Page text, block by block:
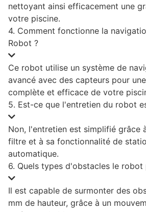
nettoyant ainsi efficacement une
votre piscine.
4. Comment fonctionne la
Robot ?
Ce robot utilise un système de
avancé avec des capteurs pour
complète et efficace de votre
5. Est-ce que l'entretien du robot
Non, l'entretien est simplifié grâce
filtre et à sa fonctionnalité de
automatique.
6. Quels types d'obstacles le
Il est capable de surmonter des
mm de hauteur, grâce à un